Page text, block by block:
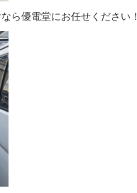
ら優電堂にお任せください！